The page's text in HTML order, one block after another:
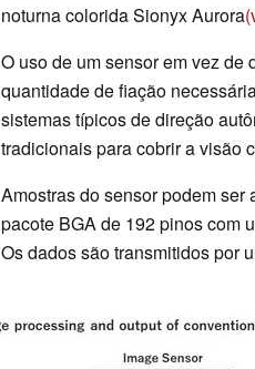
noturna colorida Sionyx Aurora
O uso de um sensor em vez
quantidade de fiação
sistemas típicos de direção
tradicionais para cobrir a visão
Amostras do sensor podem
pacote BGA de 192 pinos com
Os dados são transmitidos por